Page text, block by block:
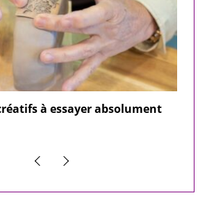
à essayer absolument